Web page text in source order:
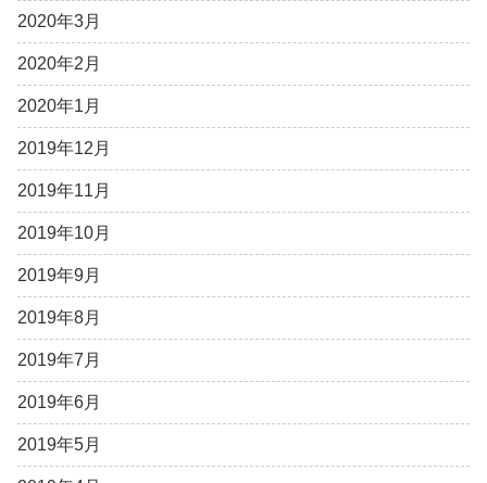
2020年3月
2020年2月
2020年1月
2019年12月
2019年11月
2019年10月
2019年9月
2019年8月
2019年7月
2019年6月
2019年5月